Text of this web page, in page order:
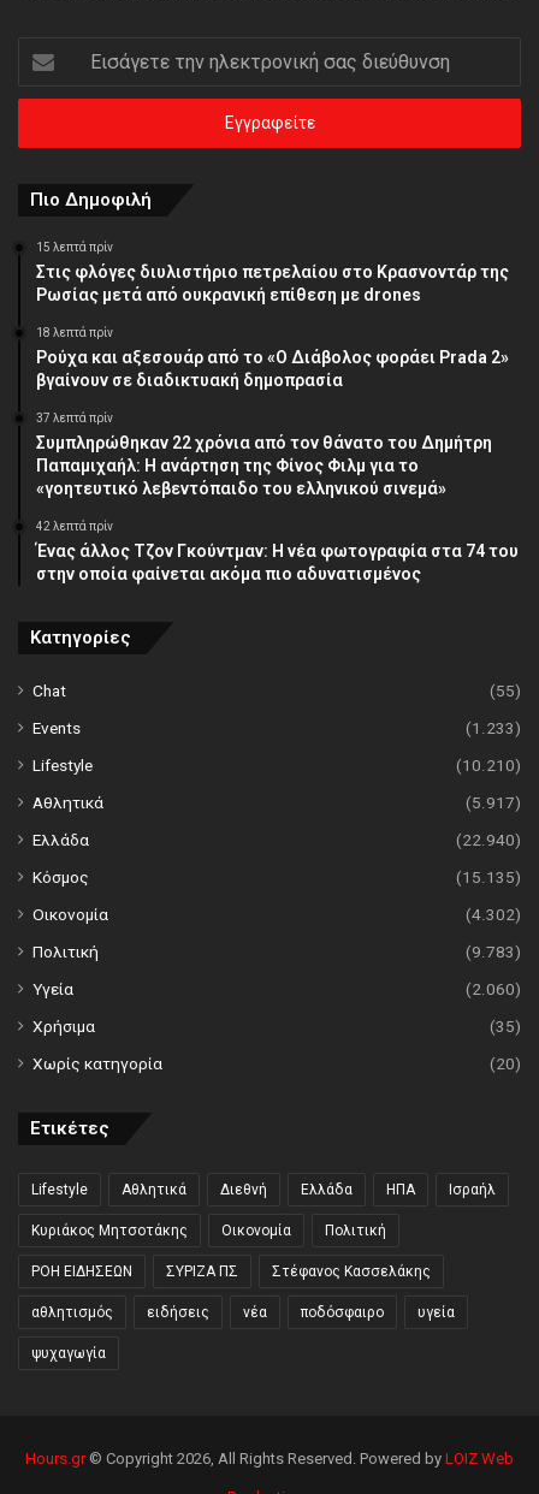
Εισάγετε
την
ηλεκτρονική
διεύθυνση
Πιο Δημοφιλή
15 λεπτά πρίν
Στις φλόγες διυλιστήριο πετρελαίου στο Κρασνοντάρ της
Ρωσίας μετά από ουκρανική επίθεση με drones
18 λεπτά πρίν
Ρούχα και αξεσουάρ από το «Ο Διάβολος φοράει Prada 2»
βγαίνουν σε διαδικτυακή δημοπρασία
37 λεπτά πρίν
Συμπληρώθηκαν 22 χρόνια από τον θάνατο του Δημήτρη
Παπαμιχαήλ: Η ανάρτηση της Φίνος Φιλμ για το
«γοητευτικό λεβεντόπαιδο του ελληνικού σινεμά»
42 λεπτά πρίν
Ένας άλλος Τζον Γκούντμαν: H νέα φωτογραφία στα 74 του
στην οποία φαίνεται ακόμα πιο αδυνατισμένος
Κατηγορίες
Chat
(55)
Events
(1.233)
Lifestyle
(10.210)
Αθλητικά
(5.917)
Ελλάδα
(22.940)
Κόσμος
(15.135)
Οικονομία
(4.302)
Πολιτική
(9.783)
Υγεία
(2.060)
Χρήσιμα
(35)
Χωρίς κατηγορία
(20)
Ετικέτες
Lifestyle Αθλητικά Διεθνή Ελλάδα ΗΠΑ Ισραήλ
Κυριάκος Μητσοτάκης Οικονομία Πολιτική
ΡΟΗ ΕΙΔΗΣΕΩΝ ΣΥΡΙΖΑ ΠΣ Στέφανος Κασσελάκης
αθλητισμός ειδήσεις νέα ποδόσφαιρο υγεία
ψυχαγωγία
Hours.gr© Copyright 2026, All Rights Reserved. Powered by LOIZ Web